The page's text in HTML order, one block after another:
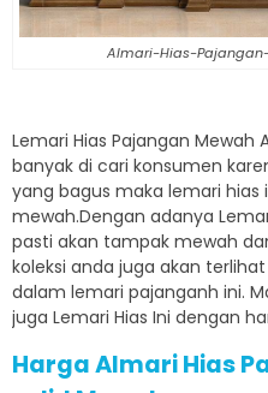
Almari-Hias-
Lemari Hias Pajangan
banyak di cari konsumen
yang bagus maka lemari
mewah.Dengan adanya
pasti akan tampak mewah
koleksi anda juga akan
dalam lemari pajanganh ini.
juga Lemari Hias Ini dengan
Harga Almari Hias